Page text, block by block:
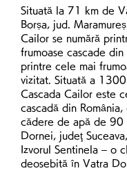
Situată la 71 km de
Borșa, jud.
Cailor se numără
frumoase cascade din
printre cele mai
vizitat. Situată a 1300
Cascada Cailor este
cascadă din
cădere de apă de 90
Dornei, judeţ
Izvorul Sentinela – o
deosebită în Vatra